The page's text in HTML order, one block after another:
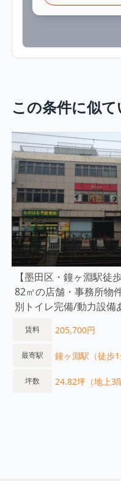
この条件に似
【墨田区・鐘ヶ淵駅徒
82㎡の店舗・事務所物
別トイレ完備/動力設備
賃料 205,700円
最寄駅 鐘ヶ淵駅（徒歩1
坪数 24.82坪（地上3